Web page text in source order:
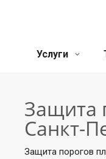
Услуги
Защита
Санкт-
Защита порогов